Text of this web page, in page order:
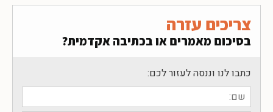
צריכים עזרה
בסיכום מאמרים או בכתיבה אקדמית?
כתבו לנו וננסה לעזור לכם: